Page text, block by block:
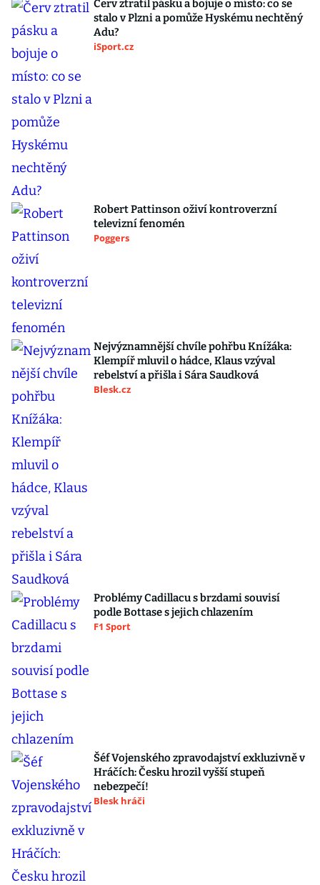
Červ ztratil pásku a bojuje o místo: co se
stalo v Plzni a pomůže Hyskému nechtěný
Adu?
iSport.cz
Robert Pattinson oživí kontroverzní
televizní fenomén
Poggers
Nejvýznamnější chvíle pohřbu Knížáka:
Klempíř mluvil o hádce, Klaus vzýval
rebelství a přišla i Sára Saudková
Blesk.cz
Problémy Cadillacu s brzdami souvisí
podle Bottase s jejich chlazením
F1 Sport
Šéf Vojenského zpravodajství exkluzivně v
Hráčích: Česku hrozil vyšší stupeň
nebezpečí!
Blesk hráči